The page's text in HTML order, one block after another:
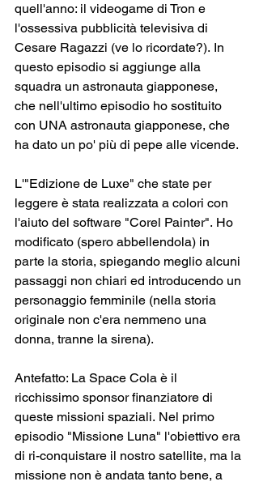
quell'anno: il videogame di Tron e
l'ossessiva pubblicità televisiva di
Cesare Ragazzi (ve lo ricordate?). In
questo episodio si aggiunge alla
squadra un astronauta giapponese,
che nell'ultimo episodio ho sostituito
con UNA astronauta giapponese, che
ha dato un po' più di pepe alle vicende.
L'"Edizione de Luxe" che state per
leggere è stata realizzata a colori con
l'aiuto del software "Corel Painter". Ho
modificato (spero abbellendola) in
parte la storia, spiegando meglio alcuni
passaggi non chiari ed introducendo un
personaggio femminile (nella storia
originale non c'era nemmeno una
donna, tranne la sirena).
Antefatto: La Space Cola è il
ricchissimo sponsor finanziatore di
queste missioni spaziali. Nel primo
episodio "Missione Luna" l'obiettivo era
di ri-conquistare il nostro satellite, ma la
missione non è andata tanto bene, a